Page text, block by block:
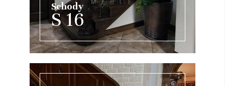
Schody
S 16